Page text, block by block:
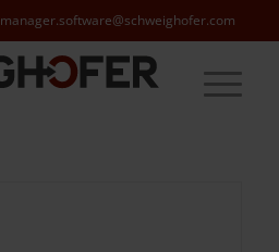
manager.software@schweighofer.com